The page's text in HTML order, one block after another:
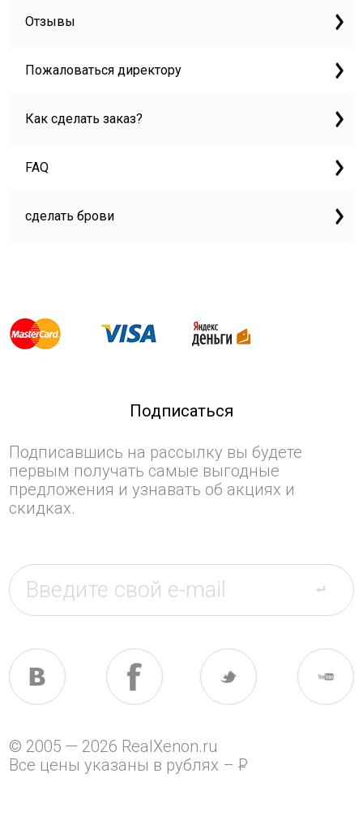
Отзывы
Пожаловаться директору
Как сделать заказ?
FAQ
сделать брови
Подписаться
Подписавшись на рассылку вы будете
первым получать самые выгодные
предложения и узнавать об акциях и
скидках.
© 2005 — 2026 RealXenon.ru
Все цены указаны в рублях –P